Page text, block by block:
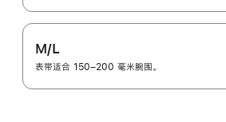
M/L
表带适合 150–200 毫米腕围。